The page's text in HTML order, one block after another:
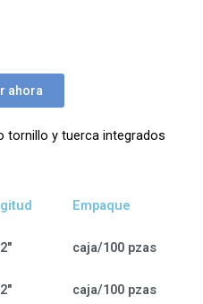
ahora
tornillo y tuerca integrados
Empaque
caja/100 pzas
caja/100 pzas